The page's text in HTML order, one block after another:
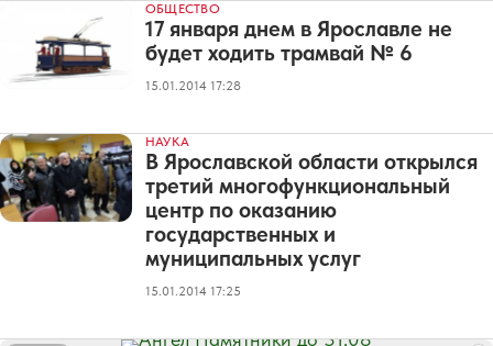
ОБЩЕСТВО
17 января днем в Ярославле не
будет ходить трамвай № 6
15.01.2014 17:28
НАУКА
В Ярославской области открылся
третий многофункциональный
центр по оказанию
государственных и
муниципальных услуг
15.01.2014 17:25